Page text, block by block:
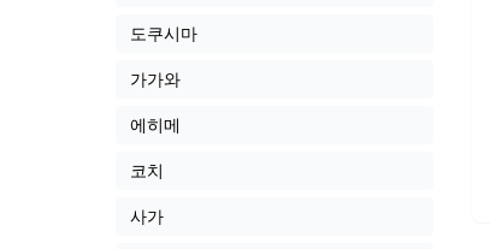
도쿠시마
가가와
에히메
코치
사가